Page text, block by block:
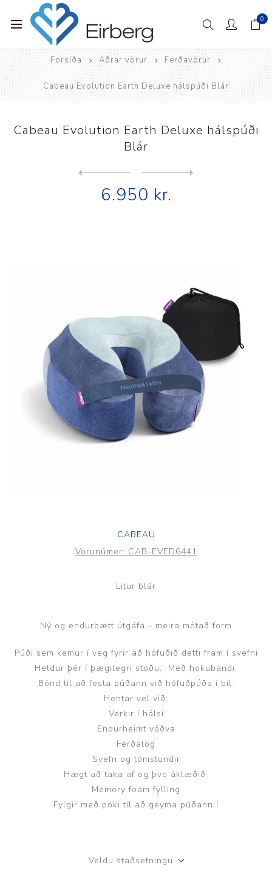
0
Forsíða Aðrar vörur Ferðavörur
Cabeau Evolution Earth Deluxe hálspúði Blár
Cabeau Evolution Earth Deluxe hálspúði
Blár
6.950 kr.
CABEAU
Vörunúmer: CAB-EVED6441
Litur blár
Ný og endurbætt útgáfa - meira mótað form
Púði sem kemur í veg fyrir að höfuðið detti fram í svefni
Heldur þér í þægilegri stöðu. Með hökubandi.
Bönd til að festa púðann við höfuðpúða í bíl.
Hentar vel við:
Verkir í hálsi
Endurheimt vöðva
Ferðalög
Svefn og tómstundir
Hægt að taka af og þvo áklæðið.
Memory foam fylling
Fylgir með poki til að geyma púðann í
Veldu staðsetningu